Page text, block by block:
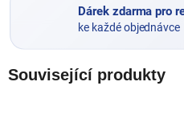
Dárek zdarma pro
ke každé objednávce
Související produkty